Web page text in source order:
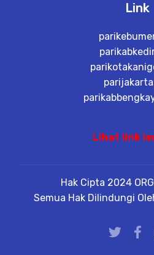
Link
Lihat link
Hak Cipta 2024
Semua Hak Dilindungi